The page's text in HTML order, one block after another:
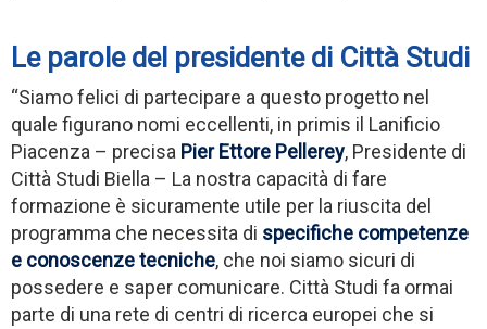
Le parole del presidente di Città Studi
“Siamo felici di partecipare a questo progetto nel
quale figurano nomi eccellenti, in primis il Lanificio
Piacenza – precisa Pier Ettore Pellerey, Presidente di
Città Studi Biella – La nostra capacità di fare
formazione è sicuramente utile per la riuscita del
programma che necessita di specifiche competenze
e conoscenze tecniche, che noi siamo sicuri di
possedere e saper comunicare. Città Studi fa ormai
parte di una rete di centri di ricerca europei che si